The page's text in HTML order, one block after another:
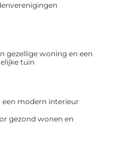
gezellige woning en een
tuin
een modern interieur
gezond wonen en